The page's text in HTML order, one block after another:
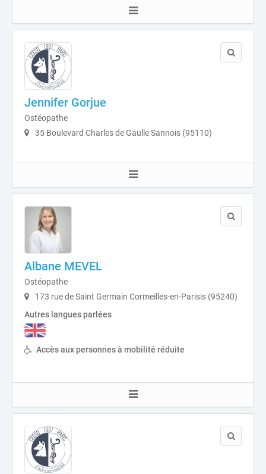
Jennifer Gorjue
Ostéopathe
35 Boulevard Charles de Gaulle Sannois (95110)
Albane MEVEL
Ostéopathe
173 rue de Saint Germain Cormeilles-en-Parisis (95240)
Autres langues parlées
Accès aux personnes à mobilité réduite